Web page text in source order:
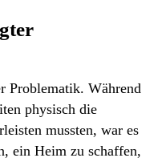
Problematik. Während
physisch die
mussten, war es
ein Heim zu schaffen,